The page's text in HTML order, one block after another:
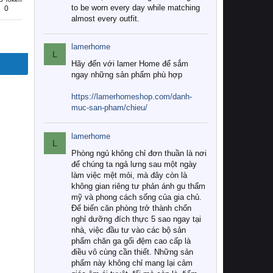
0
to be worn every day while matching
almost every outfit.
L
lamerhome
Hãy đến với lamer Home để sắm
ngay những sản phẩm phù hợp
https://lamerhomeshop.com/danh-
muc-san-pham/chieu/
L
lamerhome
Phòng ngủ không chỉ đơn thuần là nơi
để chúng ta ngả lưng sau một ngày
làm việc mệt mỏi, mà đây còn là
không gian riêng tư phản ánh gu thẩm
mỹ và phong cách sống của gia chủ.
Để biến căn phòng trở thành chốn
nghỉ dưỡng đích thực 5 sao ngay tại
nhà, việc đầu tư vào các bộ sản
phẩm chăn ga gối đệm cao cấp là
điều vô cùng cần thiết. Những sản
phẩm này không chỉ mang lại cảm